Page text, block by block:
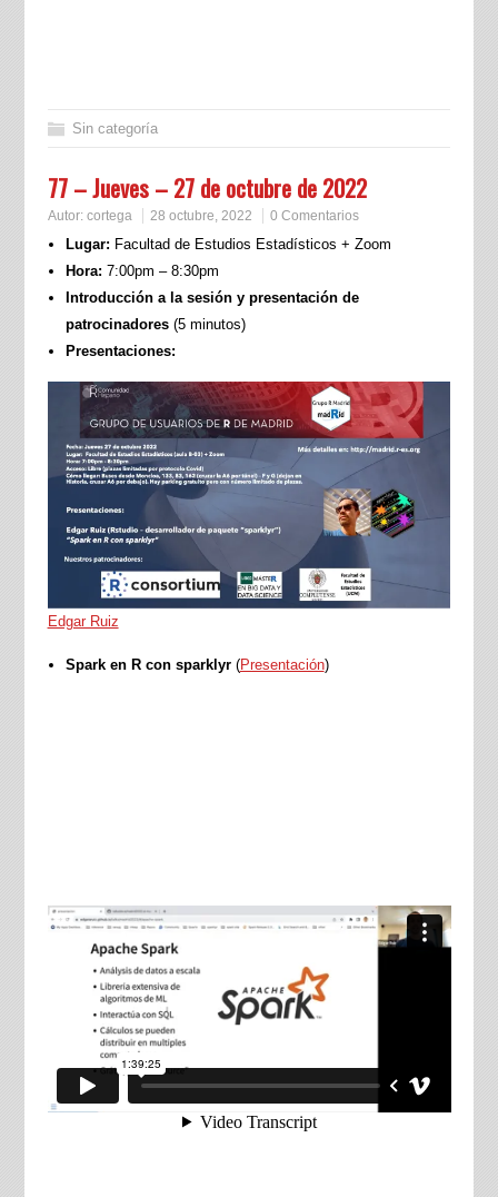
Sin categoría
77 – Jueves – 27 de octubre de 2022
Autor: cortega 28 octubre, 2022 0 Comentarios
Lugar: Facultad de Estudios Estadísticos + Zoom
Hora: 7:00pm – 8:30pm
Introducción a la sesión y presentación de
patrocinadores(5 minutos)
Presentaciones:
Edgar Ruiz
Spark en R con sparklyr(Presentación)